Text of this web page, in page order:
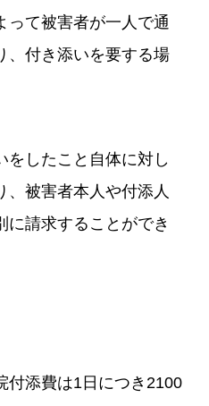
って被害者が一人で通
、付き添いを要する場
をしたこと自体に対し
、被害者本人や付添人
に請求することができ
付添費は1日につき2100